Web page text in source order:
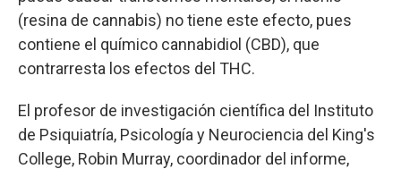
(resina de cannabis) no tiene este efecto, pues
contiene el químico cannabidiol (CBD), que
contrarresta los efectos del THC.
El profesor de investigación científica del Instituto
de Psiquiatría, Psicología y Neurociencia del King's
College, Robin Murray, coordinador del informe,